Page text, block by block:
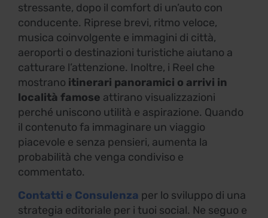
stressante, dopo il comfort di un’auto con
conducente. Riprese brevi, ritmo veloce,
musica coinvolgente e immagini di città,
aeroporti o destinazioni turistiche aiutano a
catturare l’attenzione. Inoltre, i Reel che
mostrano itinerari panoramici o arrivi in
località famose attirano visualizzazioni
perché uniscono utilità e aspirazione. Quando
il contenuto fa immaginare un viaggio
piacevole e senza pensieri, aumenta la
probabilità che venga condiviso e
commentato.
Contatti e Consulenza per lo sviluppo di una
strategia editoriale per i tuoi social. Ne seguo e